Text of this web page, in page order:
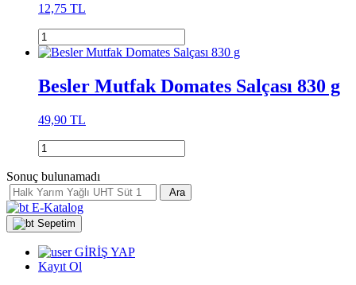
12,75 TL
Besler Mutfak Domates Salçası 830 g
49,90 TL
Sonuç bulunamadı
Ara
E-Katalog
Sepetim
GİRİŞ YAP
Kayıt Ol